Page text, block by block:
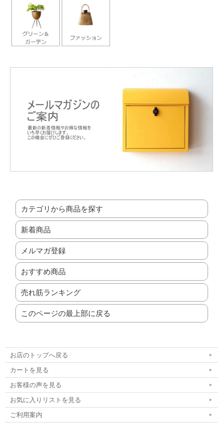
カテゴリから商品を探す
新着商品
メルマガ登録
おすすめ商品
売れ筋ランキング
このページの最上部に戻る
お店のトップへ戻る
カートを見る
お客様の声を見る
お気に入りリストを見る
ご利用案内